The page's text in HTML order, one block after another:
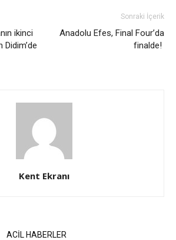
ikinci
Didim’de
Sonraki İçerik
Anadolu Efes, Final Four’da
finalde!
Kent Ekranı
ACİL HABERLER